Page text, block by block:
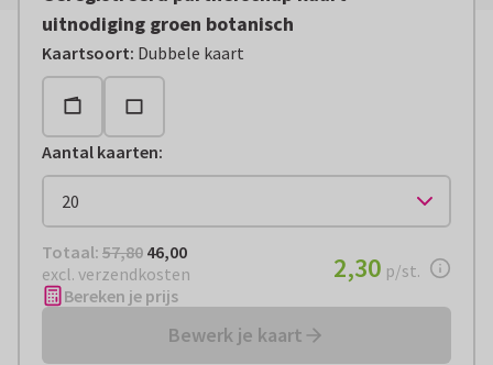
uitnodiging groen botanisch
Kaartsoort: Dubbele kaart
Aantal kaarten:
Totaal: € 46,00
Totaal: 57,80 46,00
excl. verzendkosten
€ 2,30per stuk
2,30 p/st.
Bereken je prijs
Bewerk je kaart